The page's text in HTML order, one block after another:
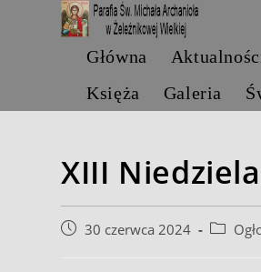
Główna
Księża
Galeria
XIII
Post30 czerwca 2024
Post